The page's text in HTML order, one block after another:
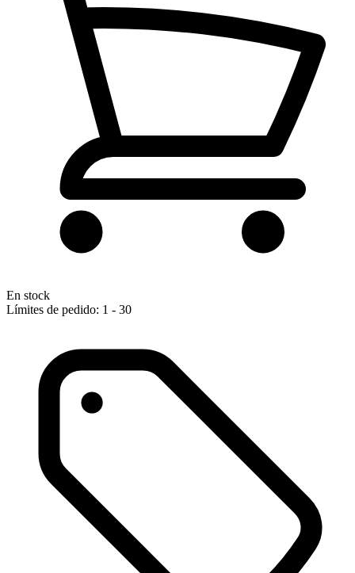
En stock
Límites de pedido: 1 - 30